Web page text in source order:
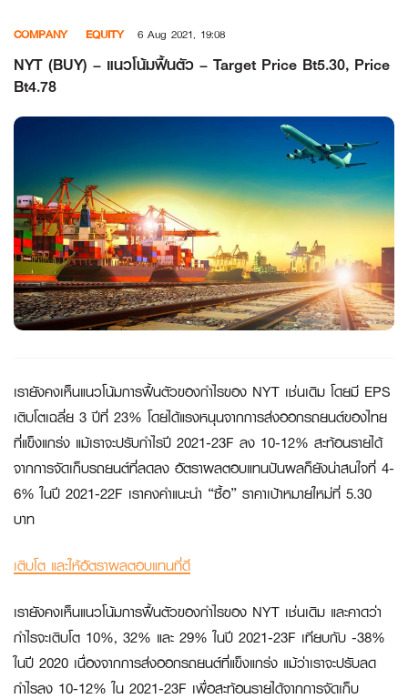
content
COMPANY EQUITY 6 Aug 2021, 19:08
NYT (BUY) – แนวโน้มฟื้นตัว – Target Price Bt5.30, Price
Bt4.78
เรายังคงเห็นแนวโน้มการฟื้นตัวของกำไรของ NYT เช่นเดิม โดยมี EPS
เติบโตเฉลี่ย 3 ปีที่ 23% โดยได้แรงหนุนจากการส่งออกรถยนต์ของไทย
ที่แข็งแกร่ง แม้เราจะปรับกำไรปี 2021-23F ลง 10-12% สะท้อนรายได้
จากการจัดเก็บรถยนต์ที่ลดลง อัตราผลตอบแทนปันผลก็ยังน่าสนใจที่ 4-
6% ในปี 2021-22F เราคงคำแนะนำ “ซื้อ” ราคาเป้าหมายใหม่ที่ 5.30
บาท
เติบโต และให้อัตราผลตอบแทนที่ดี
เรายังคงเห็นแนวโน้มการฟื้นตัวของกำไรของ NYT เช่นเดิม และคาดว่า
กำไรจะเติบโต 10%, 32% และ 29% ในปี 2021-23F เทียบกับ -38%
ในปี 2020 เนื่องจากการส่งออกรถยนต์ที่แข็งแกร่ง แม้ว่าเราจะปรับลด
กำไรลง 10-12% ใน 2021-23F เพื่อสะท้อนรายได้จากการจัดเก็บ